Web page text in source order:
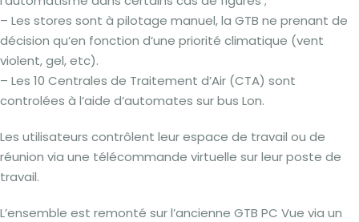
– Les stores sont à pilotage manuel, la GTB ne prenant de
décision qu’en fonction d’une priorité climatique (vent
violent, gel, etc).
– Les 10 Centrales de Traitement d’Air (CTA) sont
controlées à l’aide d’automates sur bus Lon.
Les utilisateurs contrôlent leur espace de travail ou de
réunion via une télécommande virtuelle sur leur poste de
travail.
L’ensemble est remonté sur l’ancienne GTB PC Vue via un